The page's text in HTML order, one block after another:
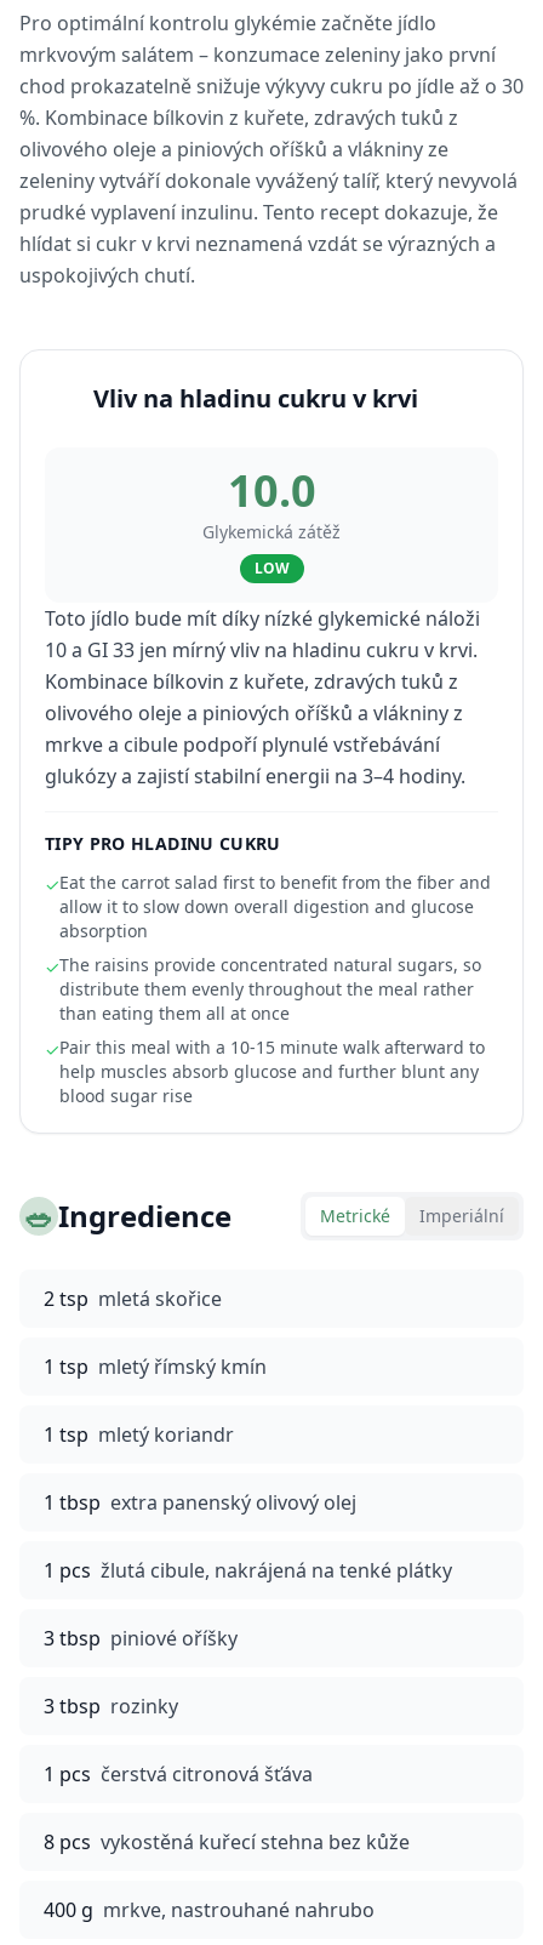
Pro optimální kontrolu glykémie začněte jídlo
mrkvovým salátem – konzumace zeleniny jako první
chod prokazatelně snižuje výkyvy cukru po jídle až o 30
%. Kombinace bílkovin z kuřete, zdravých tuků z
olivového oleje a piniových oříšků a vlákniny ze
zeleniny vytváří dokonale vyvážený talíř, který nevyvolá
prudké vyplavení inzulinu. Tento recept dokazuje, že
hlídat si cukr v krvi neznamená vzdát se výrazných a
uspokojivých chutí.
Vliv na hladinu cukru v krvi
10.0
Glykemická zátěž
LOW
Toto jídlo bude mít díky nízké glykemické náloži
10 a GI 33 jen mírný vliv na hladinu cukru v krvi.
Kombinace bílkovin z kuřete, zdravých tuků z
olivového oleje a piniových oříšků a vlákniny z
mrkve a cibule podpoří plynulé vstřebávání
glukózy a zajistí stabilní energii na 3–4 hodiny.
TIPY PRO HLADINU CUKRU
✓Eat the carrot salad first to benefit from the fiber and
allow it to slow down overall digestion and glucose
absorption
✓The raisins provide concentrated natural sugars, so
distribute them evenly throughout the meal rather
than eating them all at once
✓Pair this meal with a 10-15 minute walk afterward to
help muscles absorb glucose and further blunt any
blood sugar rise
🥗Ingredience Metrické Imperiální
2 tsp mletá skořice
1 tsp mletý římský kmín
1 tsp mletý koriandr
1 tbsp extra panenský olivový olej
1 pcs žlutá cibule, nakrájená na tenké plátky
3 tbsp piniové oříšky
3 tbsp rozinky
1 pcs čerstvá citronová šťáva
8 pcs vykostěná kuřecí stehna bez kůže
400 g mrkve, nastrouhané nahrubo